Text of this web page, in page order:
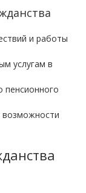
и работы
услугам в
пенсионного
возможности